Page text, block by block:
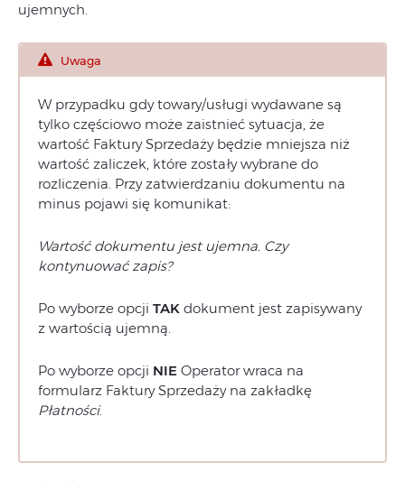
ujemnych.
Uwaga
W przypadku gdy towary/usługi wydawane są
tylko częściowo może zaistnieć sytuacja, że
wartość Faktury Sprzedaży będzie mniejsza niż
wartość zaliczek, które zostały wybrane do
rozliczenia. Przy zatwierdzaniu dokumentu na
minus pojawi się komunikat:
Wartość dokumentu jest ujemna. Czy
kontynuować zapis?
Po wyborze opcji TAK dokument jest zapisywany
z wartością ujemną.
Po wyborze opcji NIE Operator wraca na
formularz Faktury Sprzedaży na zakładkę
Płatności.